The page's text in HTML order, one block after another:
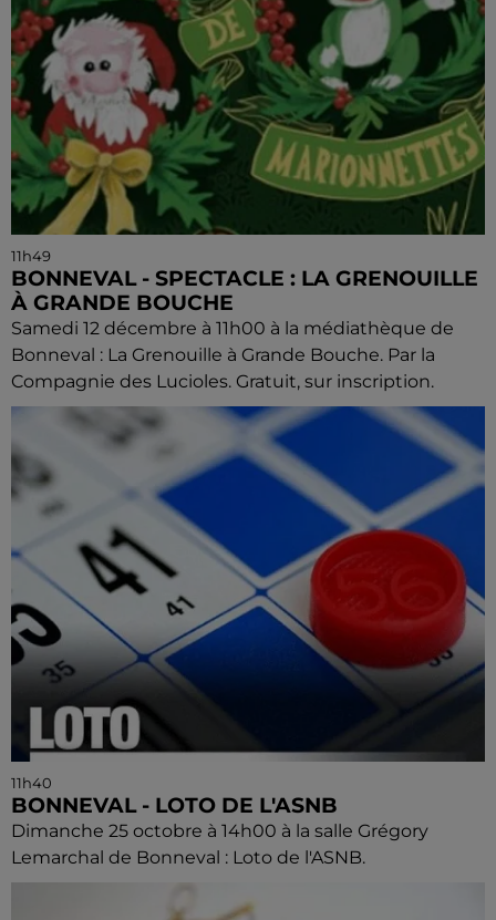
11h49
BONNEVAL - SPECTACLE : LA GRENOUILLE
À GRANDE BOUCHE
Samedi 12 décembre à 11h00 à la médiathèque de
Bonneval : La Grenouille à Grande Bouche. Par la
Compagnie des Lucioles. Gratuit, sur inscription.
11h40
BONNEVAL - LOTO DE L'ASNB
Dimanche 25 octobre à 14h00 à la salle Grégory
Lemarchal de Bonneval : Loto de l'ASNB.